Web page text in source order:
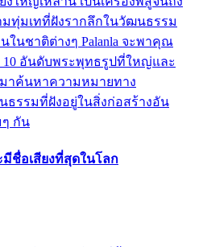
ทุ่มเทที่ฝังรากลึกในวัฒนธรรม
นชาติต่างๆ Palanla จะพาคุณ
10 อันดับพระพุทธรูปที่ใหญ่และ
าค้นหาความหมายทาง
ธรรมที่ฝังอยู่ในสิ่งก่อสร้างอัน
ๆ กัน
ชื่อเสียงที่สุดในโลก